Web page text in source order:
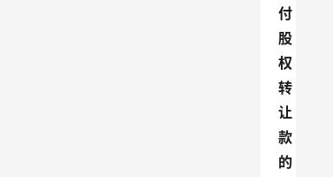
付
股
权
转
让
款
的